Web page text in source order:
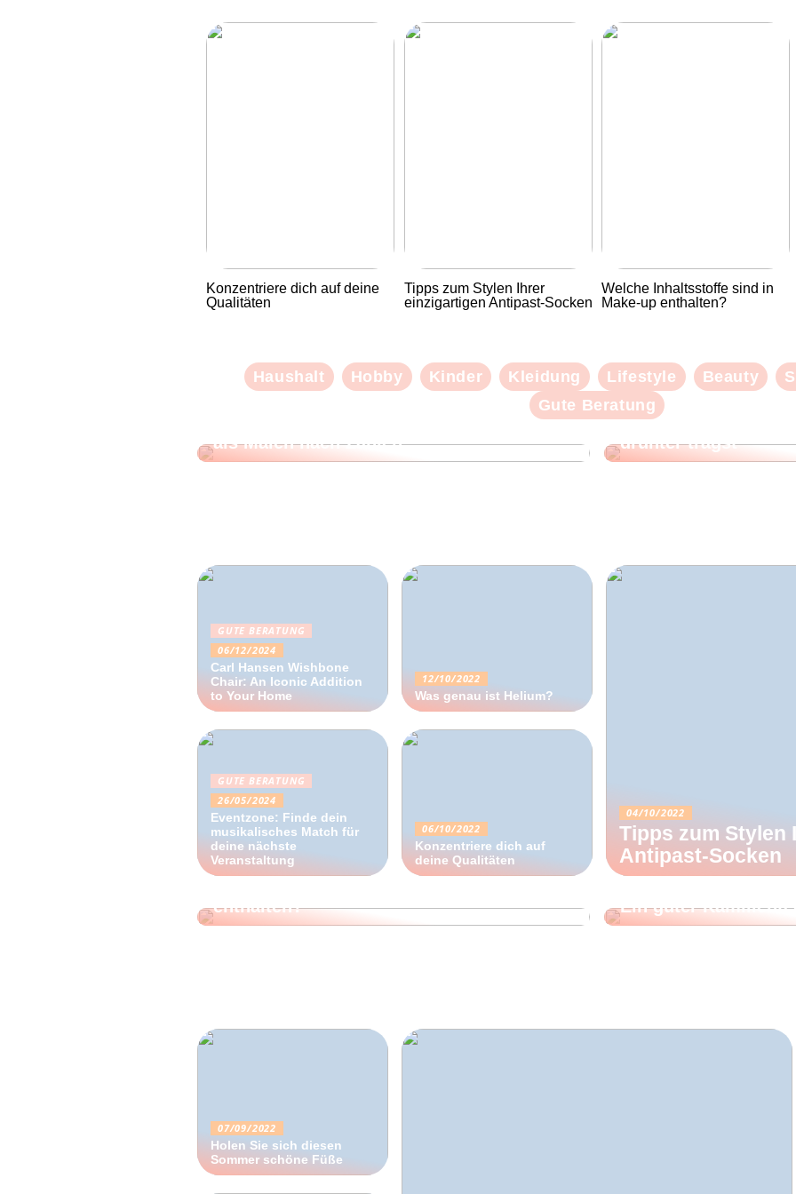
Konzentriere dich auf deine
Qualitäten
Tipps zum Stylen Ihrer
einzigartigen Antipast-Socken
Welche Inhaltsstoffe sind in
Make-up enthalten?
Haushalt Hobby Kinder Kleidung Lifestyle Beauty
Gute Beratung
GUTE BERATUNG
Dein Leben, deine Kunst: Von der Mama
zur Künstlerin mit deinem eigenen Foto
als Malen nach Zahlen
KLEIDUNG
Selbstfürsorge
drunter trägst
GUTE BERATUNG
06/12/2024
Carl Hansen Wishbone
Chair: An Iconic Addition
to Your Home
GUTE BERATUNG
26/05/2024
Eventzone: Finde dein
musikalisches Match für
deine nächste
Veranstaltung
12/10/2022
Was genau ist Helium?
06/10/2022
Konzentriere dich auf
deine Qualitäten
04/10/2022
Tipps zum Stylen
Antipast-Socken
22/09/2022
enthalten?
11/09/2022
Ein guter
07/09/2022
Holen Sie sich diesen
Sommer schöne Füße